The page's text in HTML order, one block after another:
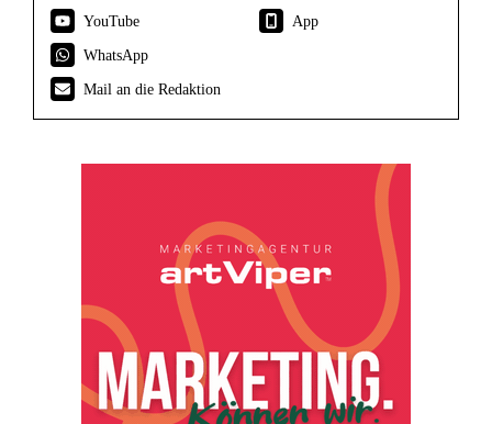
YouTube
App
WhatsApp
Mail an die Redaktion